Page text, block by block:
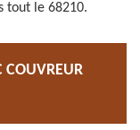
tout le 68210.
COUVREUR